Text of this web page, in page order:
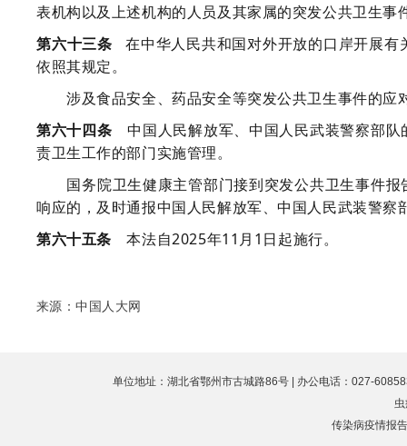
表机构以及上述机构的人员及其家属的突发公共卫生
第六十三条在中华人民共和国对外开放的口岸开展
依照其规定。
涉及食品安全、药品安全等突发公共卫生事件的应
第六十四条 中国人民解放军、中国人民武装警察部
责卫生工作的部门实施管理。
国务院卫生健康主管部门接到突发公共卫生事件报
响应的，及时通报中国人民解放军、中国人民武装警察
第六十五条 本法自2025年11月1日起施行。
来源：中国人大网
单位地址：湖北省鄂州市古城路86号 | 办公电话：027-
传染病疫情报